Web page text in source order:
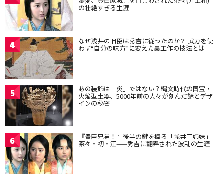
の壮絶すぎる生涯
4 なぜ浅井の旧臣は秀吉に従ったのか？ 武力を使
わず“自分の味方”に変えた裏工作の技法とは
5 あの装飾は「炎」ではない？縄文時代の国宝・
火焔型土器、5000年前の人々が刻んだ謎とデザ
インの秘密
6 『豊臣兄弟！』後半の鍵を握る「浅井三姉妹」
茶々・初・江——秀吉に翻弄された波乱の生涯